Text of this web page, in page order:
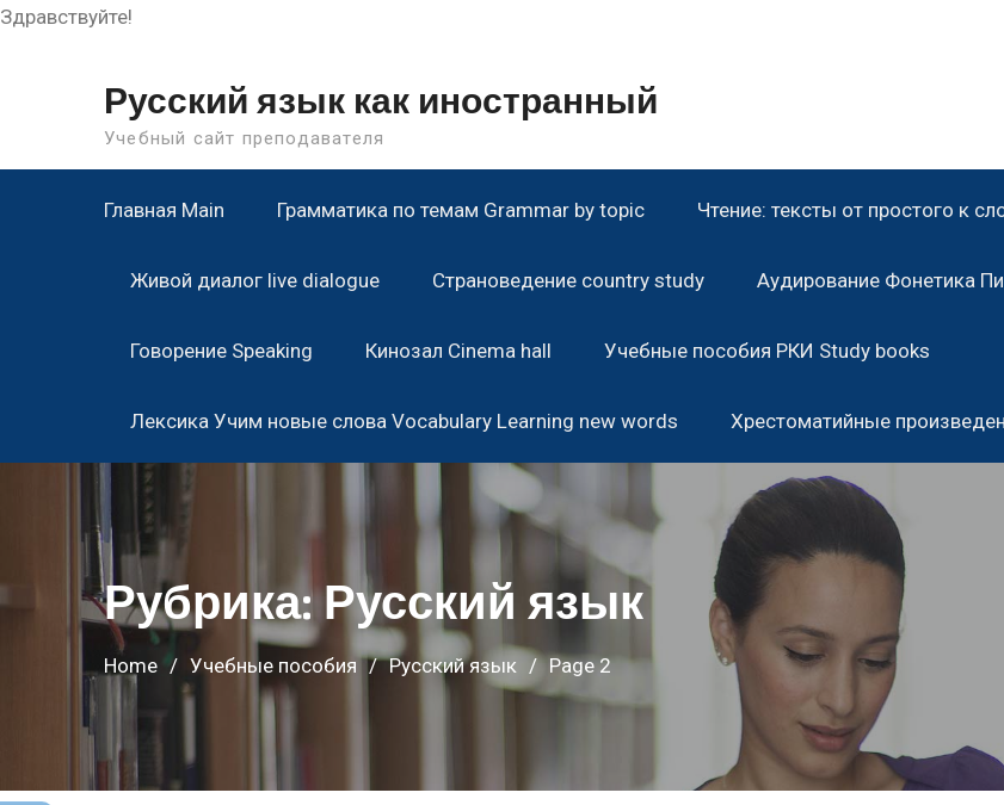
Здравствуйте!
Русский язык как иностранный
Учебный сайт преподавателя
Главная Main Грамматика по темам Grammar by topic Чтение: тексты от простого к
Живой диалог live dialogue Страноведение country study Аудирование Фонетика
Говорение Speaking Кинозал Cinema hall Учебные пособия РКИ Study books
Лексика Учим новые слова Vocabulary Learning new words Хрестоматийные
Рубрика:Русский язык
Home Учебные пособия Русский язык Page 2